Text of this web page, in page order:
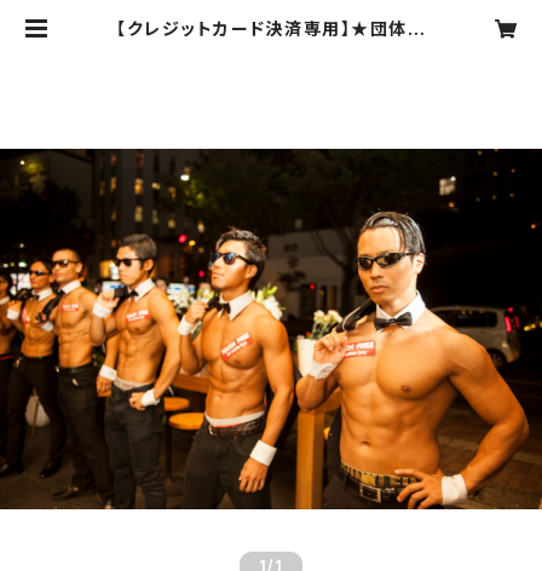
【クレジットカード決済専用】★団体割
1 /1